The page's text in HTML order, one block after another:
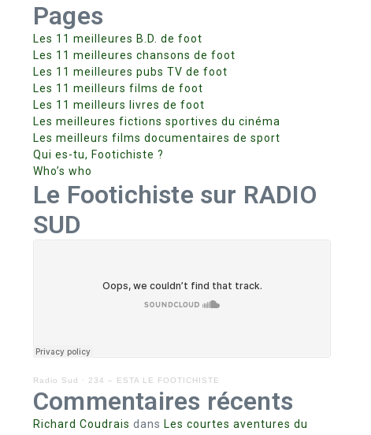
Pages
Les 11 meilleures B.D. de foot
Les 11 meilleures chansons de foot
Les 11 meilleures pubs TV de foot
Les 11 meilleurs films de foot
Les 11 meilleurs livres de foot
Les meilleures fictions sportives du cinéma
Les meilleurs films documentaires de sport
Qui es-tu, Footichiste ?
Who’s who
Le Footichiste sur RADIO
SUD
Radio Sud · 234 – ESTA LE FOOTICHISTE
Commentaires récents
Richard Coudrais dans Les courtes aventures du